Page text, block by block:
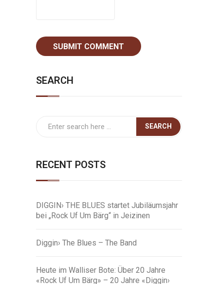
SEARCH
RECENT POSTS
DIGGIN› THE BLUES startet Jubiläumsjahr
bei „Rock Uf Um Bärg“ in Jeizinen
Diggin› The Blues – The Band
Heute im Walliser Bote: Über 20 Jahre
«Rock Uf Um Bärg» – 20 Jahre «Diggin›